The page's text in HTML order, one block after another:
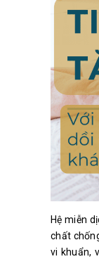
Hệ miễn
chất
vi khuẩn,